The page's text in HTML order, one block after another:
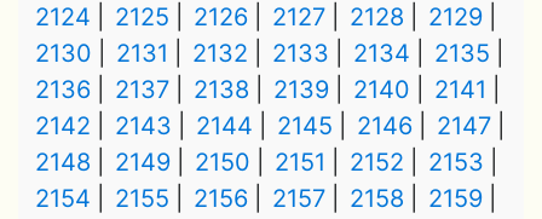
2124 2125 2126 2127 2128
2129
2130
2131 2132 2133 2134
2135
2136
2137 2138 2139 2140
2141
2142
2143 2144 2145 2146
2147
2148
2149 2150 2151 2152
2153
2154
2155 2156 2157 2158
2159